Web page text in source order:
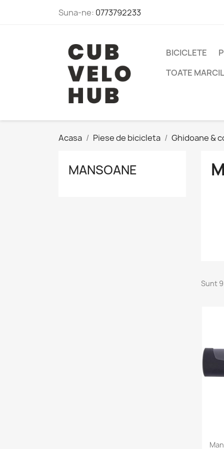
Suna-ne: 0773792233
BICICLETE
TOATE
Acasa Piese de bicicleta Ghidoane &
MANSOANE
Sunt